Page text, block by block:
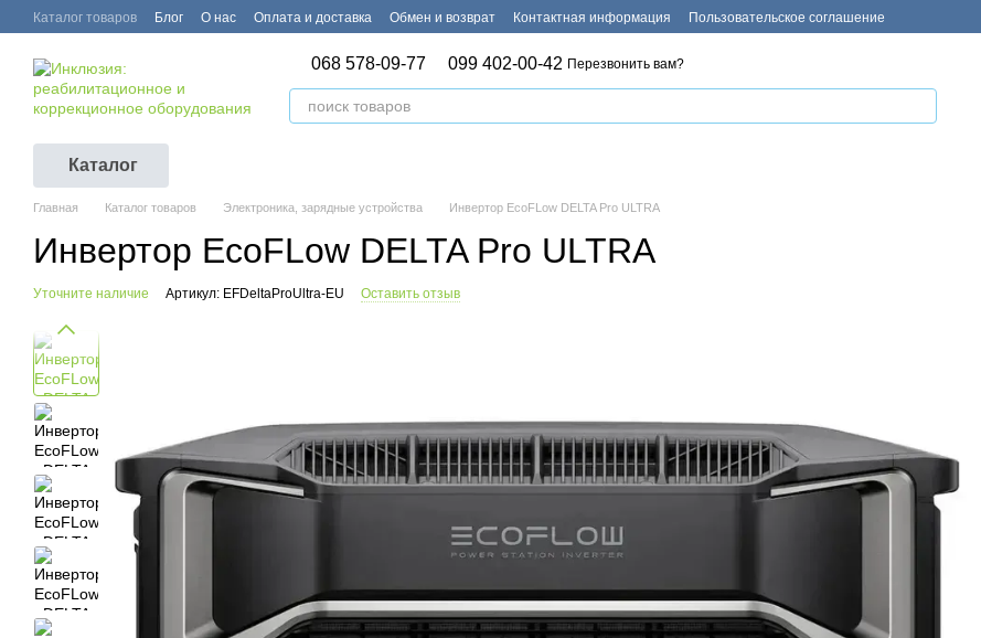
Перейти к основному контенту
Каталог товаров Блог О нас Оплата и доставка Обмен и возврат Контактная информация Пользовательское соглашение
068 578-09-77 099 402-00-42 Перезвонить вам?
Каталог
Главная Каталог товаров Электроника, зарядные устройства Инвертор EcoFLow DELTA Pro ULTRA
Инвертор EcoFLow DELTA Pro ULTRA
Уточните наличие Артикул: EFDeltaProUltra-EU Оставить отзыв